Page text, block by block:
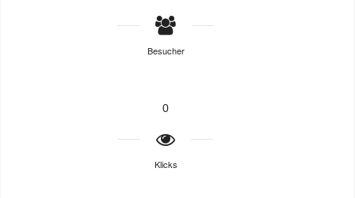
Besucher
0
Klicks